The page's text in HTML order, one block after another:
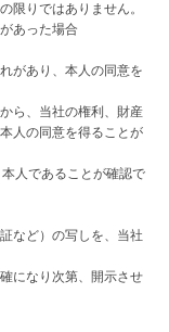
限りではありません。
あった場合
があり、本人の同意を
ら、当社の権利、財産
人の同意を得ることが
人であることが確認で
など）の写しを、当社
になり次第、開示させ